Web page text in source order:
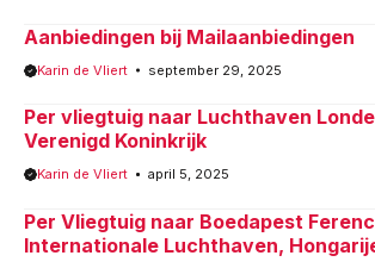
Aanbiedingen bij Mailaanbiedingen
Karin de Vliert september 29, 2025
Per vliegtuig naar Luchthaven
Verenigd Koninkrijk
Karin de Vliert april 5, 2025
Per Vliegtuig naar Boedapest
Internationale Luchthaven,